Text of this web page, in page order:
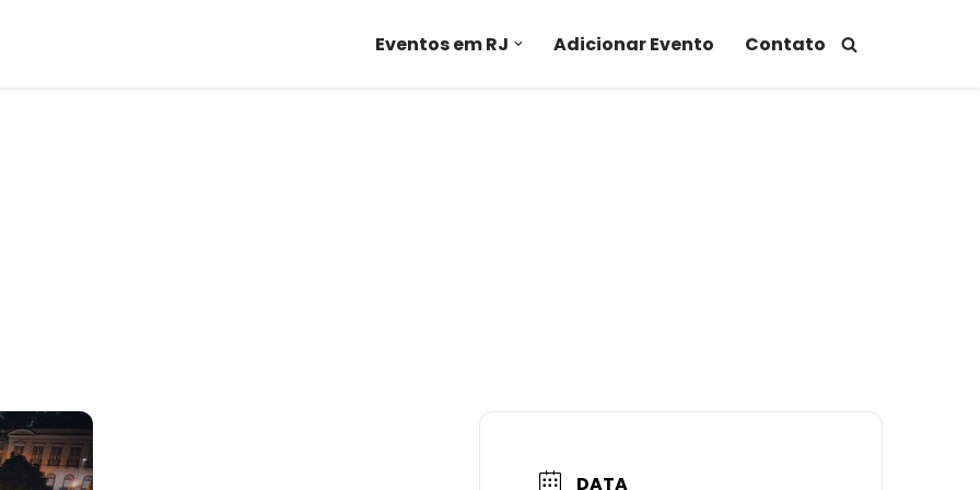
Eventos em RJ Adicionar Evento Contato
DATA